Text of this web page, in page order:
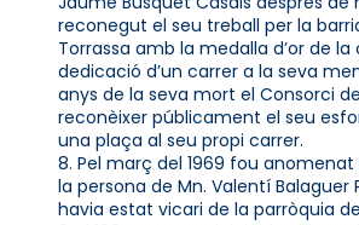
reconegut el seu treball per la
Torrassa amb la medalla d’or de
dedicació d’un carrer a la seva
anys de la seva mort el Consorci
reconèixer públicament el seu
una plaça al seu propi carrer.
8. Pel març del 1969 fou
la persona de Mn. Valentí Balaguer
havia estat vicari de la parròquia